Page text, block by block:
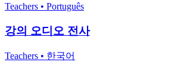
Teachers • Português
강의 오디오 전사
Teachers • 한국어